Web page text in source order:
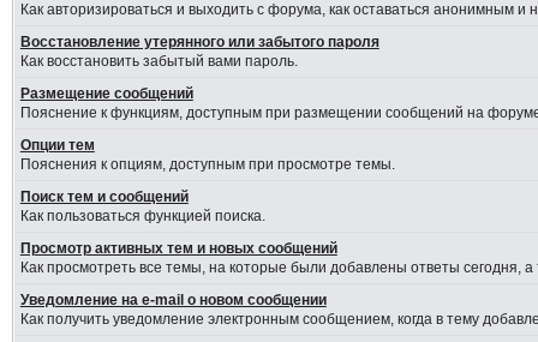
Как авторизироваться и выходить с форума, как оставаться анонимным
Восстановление утерянного или забытого пароля
Как восстановить забытый вами пароль.
Размещение сообщений
Пояснение к функциям, доступным при размещении сообщений на
Опции тем
Пояснения к опциям, доступным при просмотре темы.
Поиск тем и сообщений
Как пользоваться функцией поиска.
Просмотр активных тем и новых сообщений
Как просмотреть все темы, на которые были добавлены ответы сегодня,
Уведомление на е-mail о новом сообщении
Как получить уведомление электронным сообщением, когда в тему